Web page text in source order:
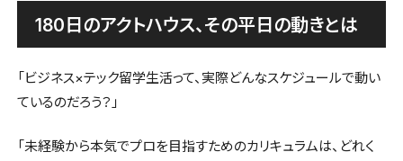
180日のアクトハウス、その平日の動きとは
「ビジネス×テック留学生活って、実際どんなスケジュールで動い
ているのだろう？」
「未経験から本気でプロを目指すためのカリキュラムは、どれく